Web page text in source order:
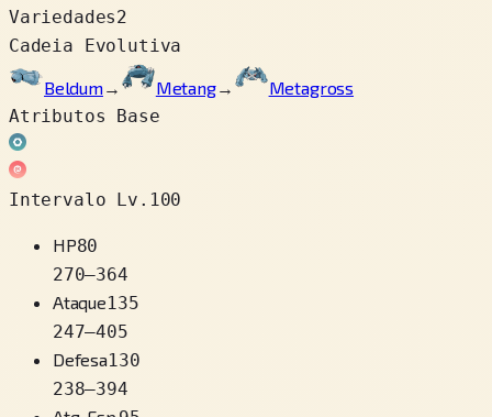
Variedades2
Cadeia Evolutiva
Beldum→ Metang→
Metagross
Atributos Base
Intervalo Lv.100
HP80
270–364
Ataque135
247–405
Defesa130
238–394